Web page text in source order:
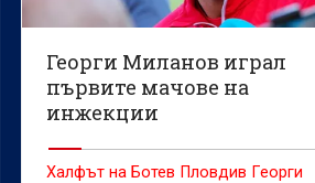
Георги Миланов играл
първите мачове на
инжекции
Халфът на Ботев Пловдив Георги